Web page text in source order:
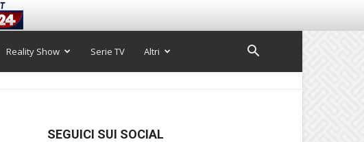
Reality Show Serie TV Altri
SEGUICI SUI SOCIAL